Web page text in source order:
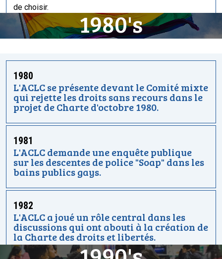
de choisir.
1980's
1980
L'ACLC se présente devant le Comité mixte
qui rejette les droits sans recours dans le
projet de Charte d'octobre 1980.
1981
L'ACLC demande une enquête publique
sur les descentes de police "Soap" dans les
bains publics gays.
1982
L'ACLC a joué un rôle central dans les
discussions qui ont abouti à la création de
la Charte des droits et libertés.